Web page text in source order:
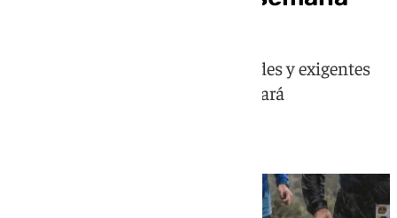
La prueba es una de las más grandes y exigentes
de la temporada y esta edición estará